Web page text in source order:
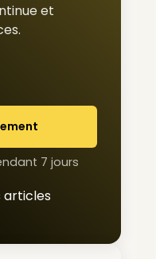
et
7 jours
articles